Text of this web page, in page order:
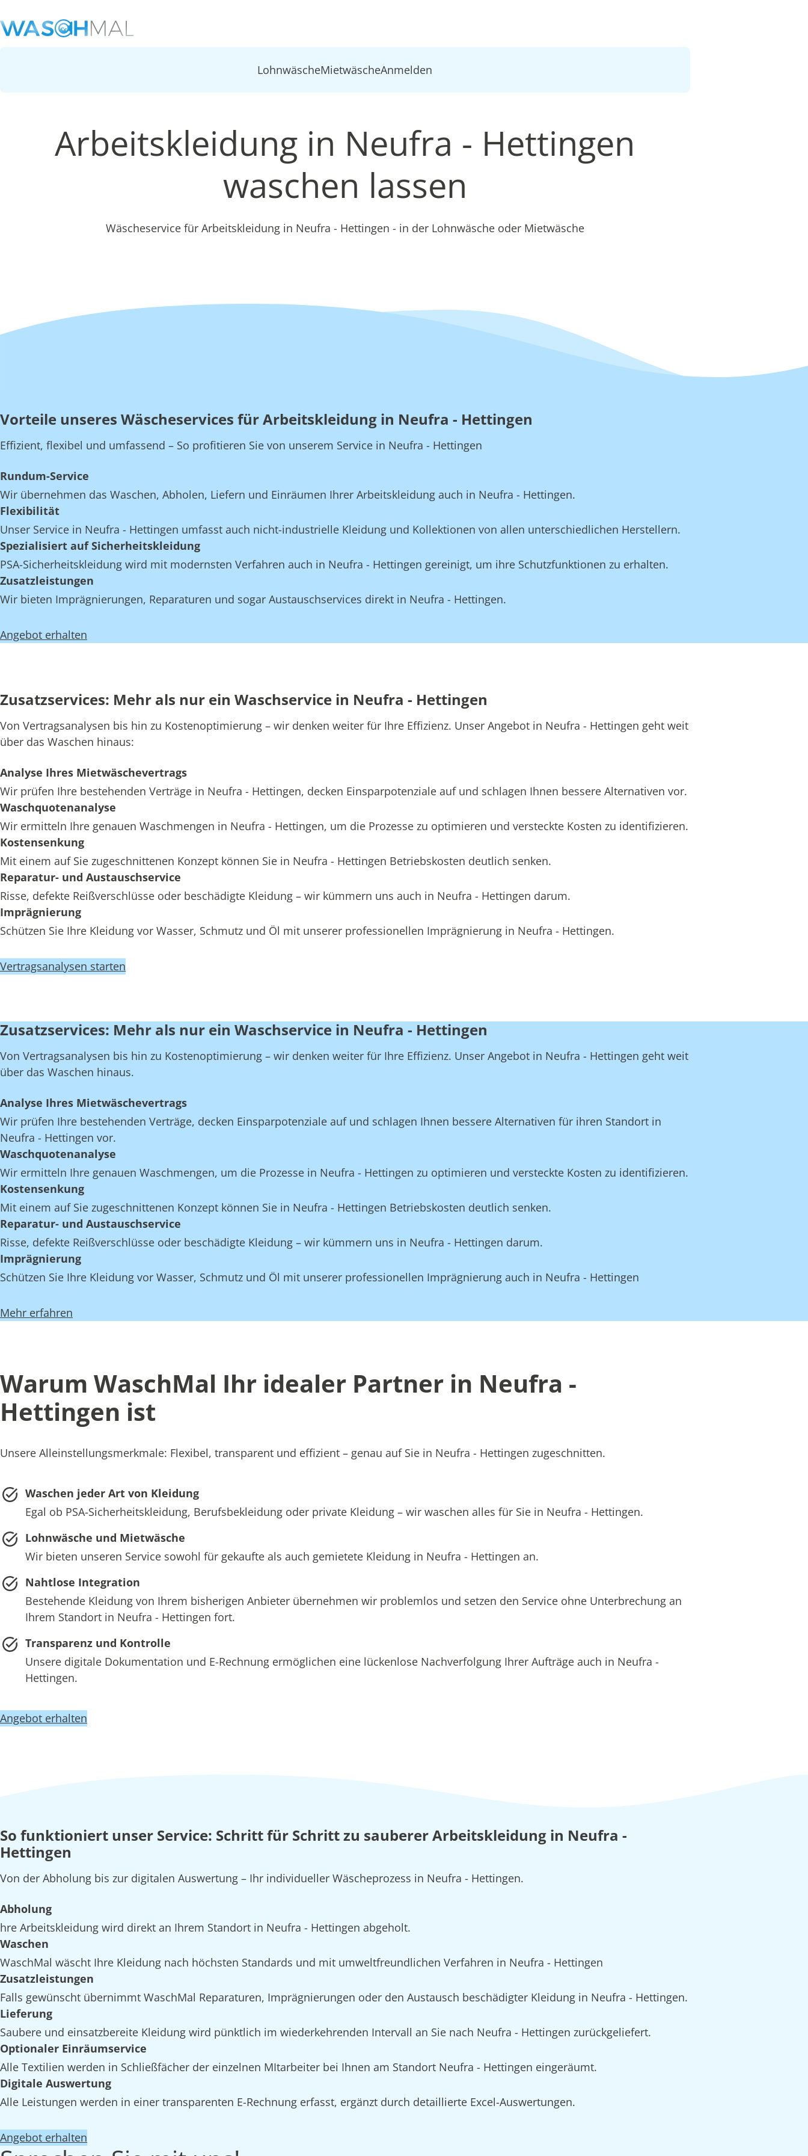
LohnwäscheMietwäscheAnmelden
Arbeitskleidung in Neufra - Hettingen
waschen lassen
Wäscheservice für Arbeitskleidung in Neufra - Hettingen - in der Lohnwäsche oder Mietwäsche
Vorteile unseres Wäscheservices für Arbeitskleidung in Neufra - Hettingen
Effizient, flexibel und umfassend – So profitieren Sie von unserem Service in Neufra - Hettingen
Rundum-Service
Wir übernehmen das Waschen, Abholen, Liefern und Einräumen Ihrer Arbeitskleidung auch in Neufra - Hettingen.
Flexibilität
Unser Service in Neufra - Hettingen umfasst auch nicht-industrielle Kleidung und Kollektionen von allen unterschiedlichen Herstellern.
Spezialisiert auf Sicherheitskleidung
PSA-Sicherheitskleidung wird mit modernsten Verfahren auch in Neufra - Hettingen gereinigt, um ihre Schutzfunktionen zu erhalten.
Zusatzleistungen
Wir bieten Imprägnierungen, Reparaturen und sogar Austauschservices direkt in Neufra - Hettingen.
Angebot erhalten
Zusatzservices: Mehr als nur ein Waschservice in Neufra - Hettingen
Von Vertragsanalysen bis hin zu Kostenoptimierung – wir denken weiter für Ihre Effizienz. Unser Angebot in Neufra - Hettingen geht weit
über das Waschen hinaus:
Analyse Ihres Mietwäschevertrags
Wir prüfen Ihre bestehenden Verträge in Neufra - Hettingen, decken Einsparpotenziale auf und schlagen Ihnen bessere Alternativen vor.
Waschquotenanalyse
Wir ermitteln Ihre genauen Waschmengen in Neufra - Hettingen, um die Prozesse zu optimieren und versteckte Kosten zu identifizieren.
Kostensenkung
Mit einem auf Sie zugeschnittenen Konzept können Sie in Neufra - Hettingen Betriebskosten deutlich senken.
Reparatur- und Austauschservice
Risse, defekte Reißverschlüsse oder beschädigte Kleidung – wir kümmern uns auch in Neufra - Hettingen darum.
Imprägnierung
Schützen Sie Ihre Kleidung vor Wasser, Schmutz und Öl mit unserer professionellen Imprägnierung in Neufra - Hettingen.
Vertragsanalysen starten
Zusatzservices: Mehr als nur ein Waschservice in Neufra - Hettingen
Von Vertragsanalysen bis hin zu Kostenoptimierung – wir denken weiter für Ihre Effizienz. Unser Angebot in Neufra - Hettingen geht weit
über das Waschen hinaus.
Analyse Ihres Mietwäschevertrags
Wir prüfen Ihre bestehenden Verträge, decken Einsparpotenziale auf und schlagen Ihnen bessere Alternativen für ihren Standort in
Neufra - Hettingen vor.
Waschquotenanalyse
Wir ermitteln Ihre genauen Waschmengen, um die Prozesse in Neufra - Hettingen zu optimieren und versteckte Kosten zu identifizieren.
Kostensenkung
Mit einem auf Sie zugeschnittenen Konzept können Sie in Neufra - Hettingen Betriebskosten deutlich senken.
Reparatur- und Austauschservice
Risse, defekte Reißverschlüsse oder beschädigte Kleidung – wir kümmern uns in Neufra - Hettingen darum.
Imprägnierung
Schützen Sie Ihre Kleidung vor Wasser, Schmutz und Öl mit unserer professionellen Imprägnierung auch in Neufra - Hettingen
Mehr erfahren
Warum WaschMal Ihr idealer Partner in Neufra -
Hettingen ist
Unsere Alleinstellungsmerkmale: Flexibel, transparent und effizient – genau auf Sie in Neufra - Hettingen zugeschnitten.
Waschen jeder Art von Kleidung
Egal ob PSA-Sicherheitskleidung, Berufsbekleidung oder private Kleidung – wir waschen alles für Sie in Neufra - Hettingen.
Lohnwäsche und Mietwäsche
Wir bieten unseren Service sowohl für gekaufte als auch gemietete Kleidung in Neufra - Hettingen an.
Nahtlose Integration
Bestehende Kleidung von Ihrem bisherigen Anbieter übernehmen wir problemlos und setzen den Service ohne Unterbrechung an
Ihrem Standort in Neufra - Hettingen fort.
Transparenz und Kontrolle
Unsere digitale Dokumentation und E-Rechnung ermöglichen eine lückenlose Nachverfolgung Ihrer Aufträge auch in Neufra -
Hettingen.
Angebot erhalten
So funktioniert unser Service: Schritt für Schritt zu sauberer Arbeitskleidung in Neufra -
Hettingen
Von der Abholung bis zur digitalen Auswertung – Ihr individueller Wäscheprozess in Neufra - Hettingen.
Abholung
hre Arbeitskleidung wird direkt an Ihrem Standort in Neufra - Hettingen abgeholt.
Waschen
WaschMal wäscht Ihre Kleidung nach höchsten Standards und mit umweltfreundlichen Verfahren in Neufra - Hettingen
Zusatzleistungen
Falls gewünscht übernimmt WaschMal Reparaturen, Imprägnierungen oder den Austausch beschädigter Kleidung in Neufra - Hettingen.
Lieferung
Saubere und einsatzbereite Kleidung wird pünktlich im wiederkehrenden Intervall an Sie nach Neufra - Hettingen zurückgeliefert.
Optionaler Einräumservice
Alle Textilien werden in Schließfächer der einzelnen MItarbeiter bei Ihnen am Standort Neufra - Hettingen eingeräumt.
Digitale Auswertung
Alle Leistungen werden in einer transparenten E-Rechnung erfasst, ergänzt durch detaillierte Excel-Auswertungen.
Angebot erhalten